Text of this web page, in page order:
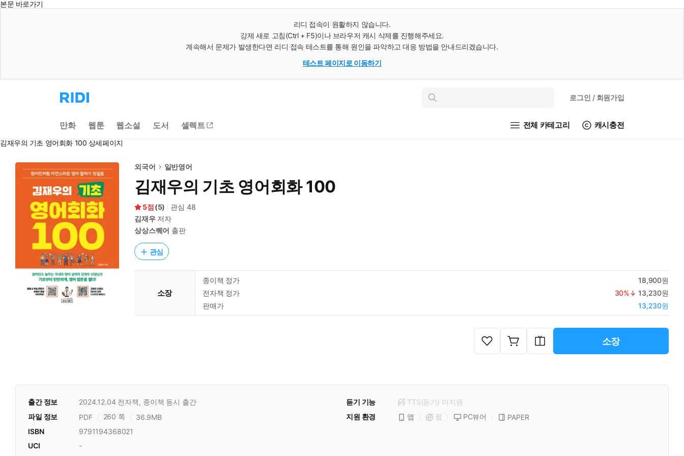
본문 바로가기
리디 접속이 원활하지 않습니다.
강제 새로 고침(Ctrl + F5)이나 브라우저 캐시 삭제를 진행해주세요.
계속해서 문제가 발생한다면 리디 접속 테스트를 통해 원인을 파악하고 대응 방법을 안내드리겠습니다.
테스트 페이지로 이동하기
리
디
으
로
동
인
로그인 / 회원가입
만화 웹툰 웹소설 도서 셀렉트 전체 카테고리 캐시충전
김재우의 기초 영어회화 100 상세페이지
외국어 일반영어
김재우의 기초 영어회화 100
5 (5) 관심 48
김재우저자
상상스퀘어 출판
관심
소장
종이책 정가
18,900원
전자책 정가
30%↓ 13,230원
판매가
13,230원
소장
출간 정보 2024.12.04 전자책, 종이책 동시 출간 듣기 기능 TTS(듣기) 미지원
파일 정보
PDF 260 쪽 36.9MB 지원 환경 앱 웹 PC뷰어
PAPER
ISBN
9791194368021
UCI
-